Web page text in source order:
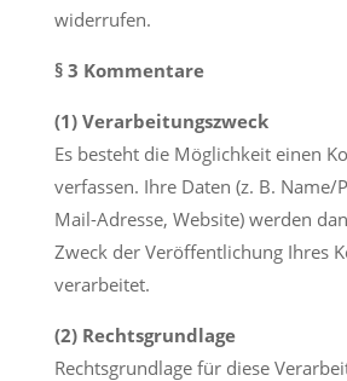
widerrufen.
§ 3 Kommentare
(1) Verarbeitungszweck
Es besteht die Möglichkeit einen
verfassen. Ihre Daten (z. B. Name/
Mail-Adresse, Website) werden
Zweck der Veröffentlichung Ihres
verarbeitet.
(2) Rechtsgrundlage
Rechtsgrundlage für diese